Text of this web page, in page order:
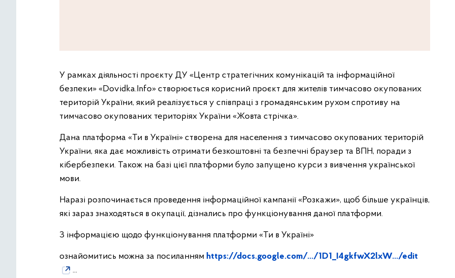
У рамках діяльності проєкту ДУ «Центр стратегічних комунікацій та інформаційної
безпеки» «Dovidka.Info» створюється корисний проєкт для жителів тимчасово окупованих
територій України, який реалізується у співпраці з громадянським рухом спротиву на
тимчасово окупованих територіях України «Жовта стрічка».
Дана платформа «Ти в Україні» створена для населення з тимчасово окупованих територій
України, яка дає можливість отримати безкоштовні та безпечні браузер та ВПН, поради з
кібербезпеки. Також на базі цієї платформи було запущено курси з вивчення української
мови.
Наразі розпочинається проведення інформаційної кампанії «Розкажи», щоб більше українців,
які зараз знаходяться в окупації, дізнались про функціонування даної платформи.
З інформацією щодо функціонування платформи «Ти в Україні»
ознайомитись можна за посиланням https://docs.google.com/.../1D1_I4gkfwX2lxW.../edit
...